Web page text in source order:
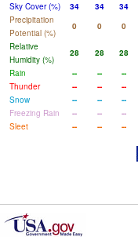
Sky Cover (%)
34 34 34
Precipitation
Potential (%)
0 0 0
Relative
Humidity (%)
28 28 28
Rain
-- -- --
Thunder
-- -- --
Snow
-- -- --
Freezing Rain
-- -- --
Sleet
-- -- --